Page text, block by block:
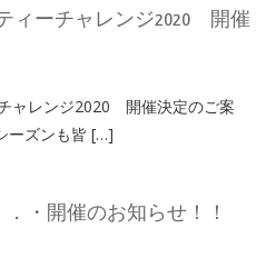
ィーチャレンジ2020 開催
ャレンジ2020 開催決定のご案
ーズンも皆 […]
。．・開催のお知らせ！！